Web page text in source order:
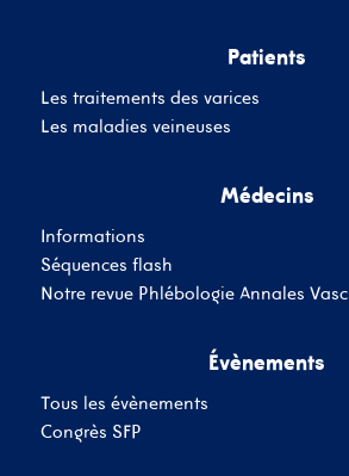
Patients
Les traitements des varices
Les maladies veineuses
Médecins
Informations
Séquences flash
Notre revue Phlébologie Annales
Évènements
Tous les évènements
Congrès SFP
Se souvenir de moi
SE CONNECTER
Inscrivez-Vous